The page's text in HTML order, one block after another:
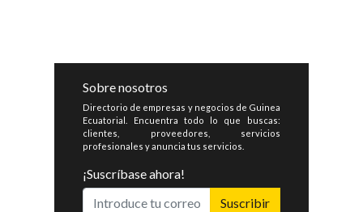
Sobre nosotros
Directorio de empresas y negocios de Guinea
Ecuatorial. Encuentra todo lo que buscas:
clientes, proveedores, servicios
profesionales y anuncia tus servicios.
¡Suscríbase ahora!
Suscribir